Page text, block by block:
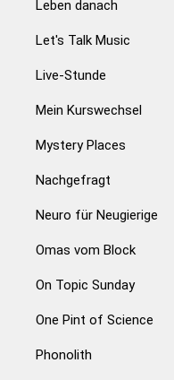
Leben danach
Let's Talk Music
Live-Stunde
Mein Kurswechsel
Mystery Places
Nachgefragt
Neuro für Neugierige
Omas vom Block
On Topic Sunday
One Pint of Science
Phonolith